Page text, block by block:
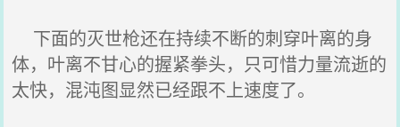
下面的灭世枪还在持续不断的刺穿叶离的身
体，叶离不甘心的握紧拳头，只可惜力量流逝的
太快，混沌图显然已经跟不上速度了。